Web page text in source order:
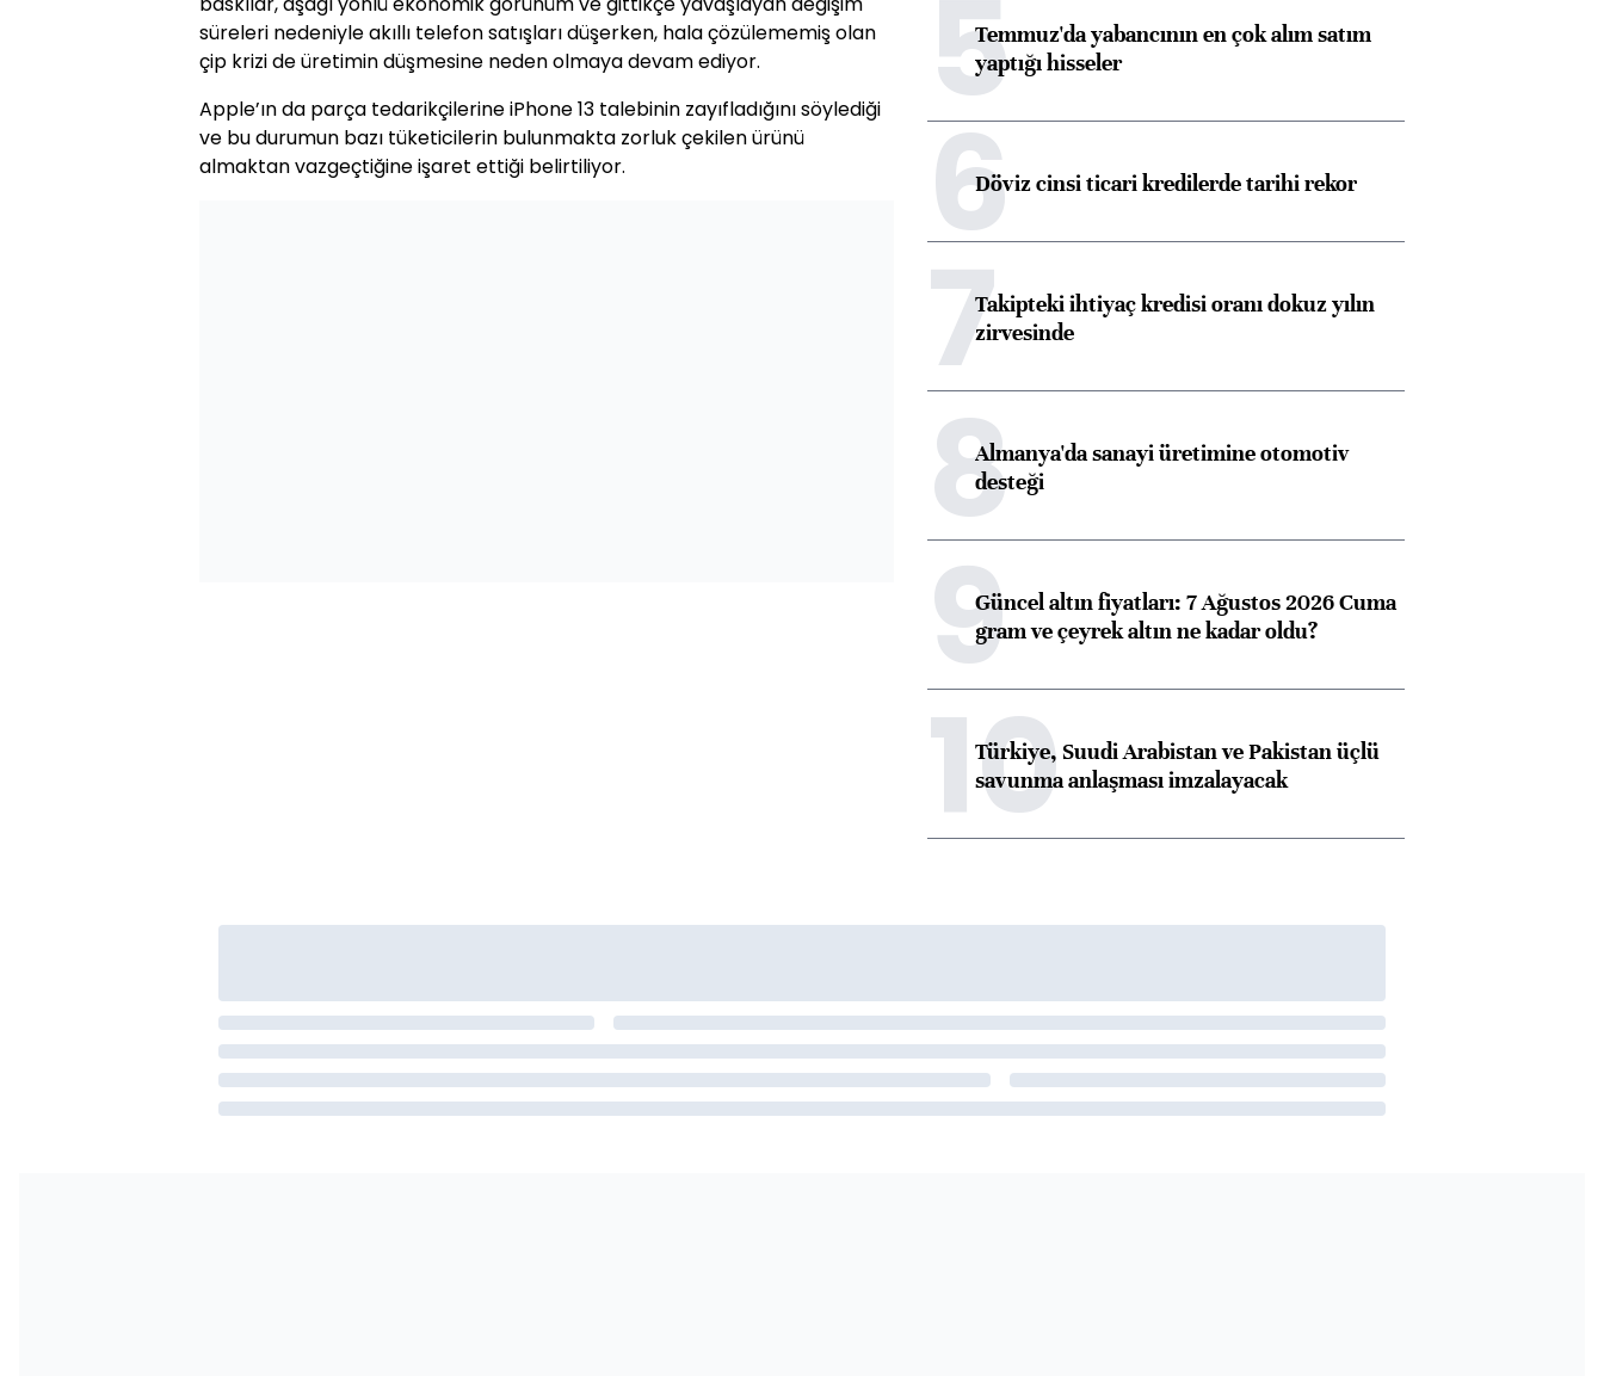
süreleri nedeniyle akıllı telefon satışları düşerken, hala çözülememiş olan
çip krizi de üretimin düşmesine neden olmaya devam ediyor.
Apple’ın da parça tedarikçilerine iPhone 13 talebinin zayıfladığını söylediği
ve bu durumun bazı tüketicilerin bulunmakta zorluk çekilen ürünü
almaktan vazgeçtiğine işaret ettiği belirtiliyor.
5Temmuz'da yabancının en çok alım satım
yaptığı hisseler
6Döviz cinsi ticari kredilerde tarihi rekor
7Takipteki ihtiyaç kredisi oranı dokuz yılın
zirvesinde
8Almanya'da sanayi üretimine otomotiv
desteği
9Güncel altın fiyatları: 7 Ağustos 2026 Cuma
gram ve çeyrek altın ne kadar oldu?
10
Türkiye, Suudi Arabistan ve Pakistan üçlü
savunma anlaşması imzalayacak